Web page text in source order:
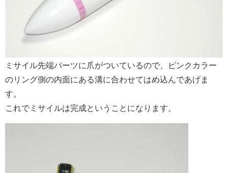
ミサイル先端パーツに爪がついているので、ピンクカラー
のリング側の内面にある溝に合わせてはめ込んであげま
す。
これでミサイルは完成ということになります。